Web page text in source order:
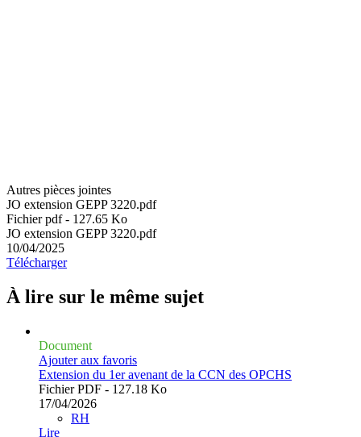
Autres pièces jointes
JO extension GEPP 3220.pdf
Fichier pdf - 127.65 Ko
JO extension GEPP 3220.pdf
10/04/2025
Télécharger
À lire sur le même sujet
Document
Ajouter aux favoris
Extension du 1er avenant de la CCN des OPCHS
Fichier PDF - 127.18 Ko
17/04/2026
RH
Lire